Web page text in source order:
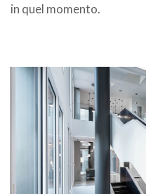
in quel momento.